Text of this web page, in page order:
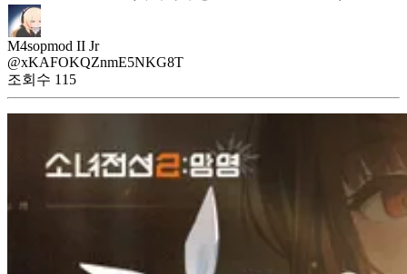
M4sopmod II Jr
@xKAFOKQZnmE5NKG8T
조회수 115